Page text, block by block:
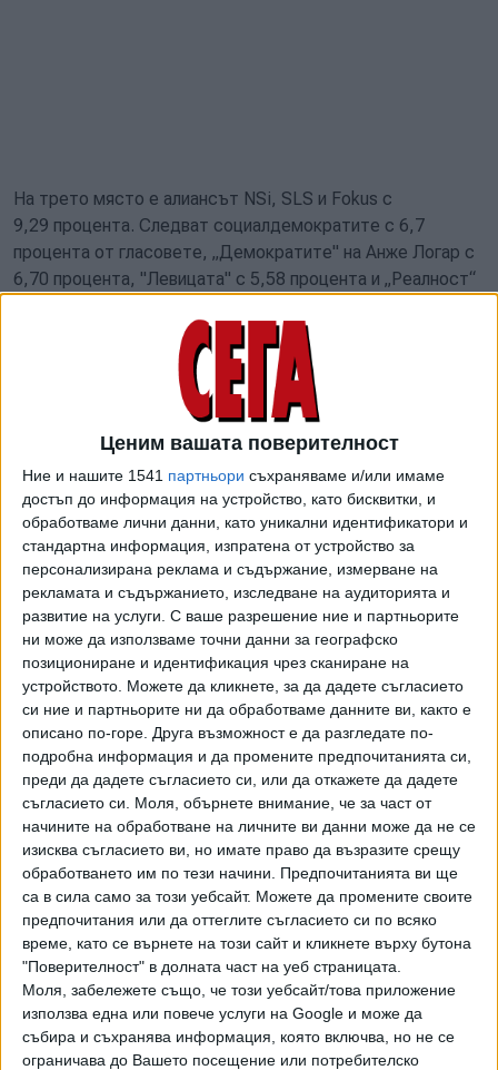
Ценим вашата поверителност
Ние и нашите 1541 партньори съхраняваме и/или имаме
достъп до информация на устройство, като бисквитки, и
обработваме лични данни, като уникални идентификатори и
стандартна информация, изпратена от устройство за
персонализирана реклама и съдържание, измерване на
рекламата и съдържанието, изследване на аудиторията и
развитие на услуги. С ваше разрешение ние и партньорите
ни може да използваме точни данни за географско
позициониране и идентификация чрез сканиране на
устройството. Можете да кликнете, за да дадете съгласието
си ние и партньорите ни да обработваме данните ви, както е
описано по-горе. Друга възможност е да разгледате по-
подробна информация и да промените предпочитанията си,
преди да дадете съгласието си, или да откажете да дадете
съгласието си.
Моля, обърнете внимание, че за част от
начините на обработване на личните ви данни може да не се
изисква съгласието ви, но имате право да възразите срещу
обработването им по тези начини. Предпочитанията ви ще
са в сила само за този уебсайт. Можете да промените своите
предпочитания или да оттеглите съгласието си по всяко
време, като се върнете на този сайт и кликнете върху бутона
"Поверителност" в долната част на уеб страницата.
Моля, забележете също, че този уебсайт/това приложение
използва една или повече услуги на Google и може да
събира и съхранява информация, която включва, но не се
ограничава до Вашето посещение или потребителско
На трето място е алиансът NSi, SLS и Fokus с
9,29 процента. Следват социалдемократите с 6,7
процента от гласовете, „Демократите" на Анже Логар с
6,70 процента, "Левицата" с 5,58 процента и „Реалност“
Това би означавало, че Движение „Свобода“ на
настоящия премиер Роберт Голоб ще има 29 депутати,
опозиционният блок на Янез Янша – 28, NSi, SLS и Fokus –
9, Социалдемократи и "Демократите" – по 6, а
"Реалност" и „Левицата“ по 5. Две места получават
малцинствата - италианското и унгарското.
90-членния парламент ще трябва да излъчи
коалиционното правителство, което трябва да има
подкрепата на поне 46 депутати.
Възможните коалиции са две. При тези резултати
досегашните управляващи от Движение
„Свобода“, ”Социалдемократи“ и ”Левицата“ нямат
достатъчно депутати за да остане Роберт Голоб
премиер, но могат да потърсят още един партньор.
Все още е възможна и дясноцентристка коалиция от
SDS и алианс NSi-SLS-Fokus, като към евентуално биха
могли да се присъединят “Демократите на Анже Логар”.
Те обаче също имат нужда от още един партньор.
https://public.flourish.studio/visualisation/28167735/